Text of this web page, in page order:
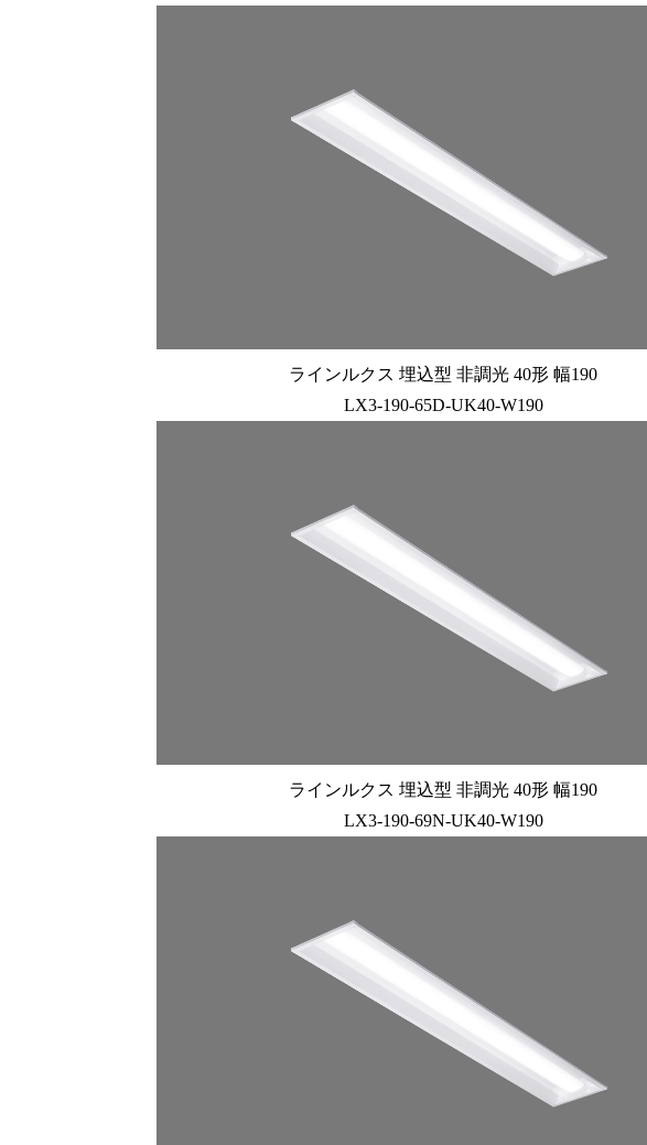
ラインルクス 埋込型 非調光 40形 幅190
LX3-190-65D-UK40-W190
ラインルクス 埋込型 非調光 40形 幅190
LX3-190-69N-UK40-W190